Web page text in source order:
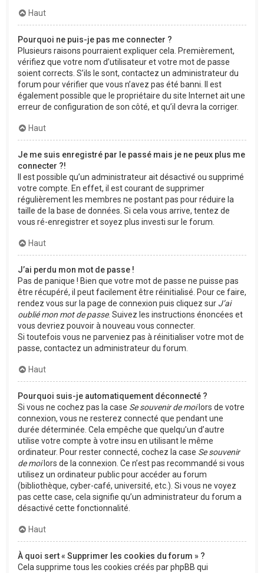
Haut
Pourquoi ne puis-je pas me connecter ?
Plusieurs raisons pourraient expliquer cela. Premièrement,
vérifiez que votre nom d’utilisateur et votre mot de passe
soient corrects. S’ils le sont, contactez un administrateur du
forum pour vérifier que vous n’avez pas été banni. Il est
également possible que le propriétaire du site Internet ait une
erreur de configuration de son côté, et qu’il devra la corriger.
Haut
Je me suis enregistré par le passé mais je ne peux plus me
connecter ?!
Il est possible qu’un administrateur ait désactivé ou supprimé
votre compte. En effet, il est courant de supprimer
régulièrement les membres ne postant pas pour réduire la
taille de la base de données. Si cela vous arrive, tentez de
vous ré-enregistrer et soyez plus investi sur le forum.
Haut
J’ai perdu mon mot de passe !
Pas de panique ! Bien que votre mot de passe ne puisse pas
être récupéré, il peut facilement être réinitialisé. Pour ce faire,
rendez vous sur la page de connexion puis cliquez sur J’ai
oublié mon mot de passe. Suivez les instructions énoncées et
vous devriez pouvoir à nouveau vous connecter.
Si toutefois vous ne parveniez pas à réinitialiser votre mot de
passe, contactez un administrateur du forum.
Haut
Pourquoi suis-je automatiquement déconnecté ?
Si vous ne cochez pas la case Se souvenir de moilors de votre
connexion, vous ne resterez connecté que pendant une
durée déterminée. Cela empêche que quelqu’un d’autre
utilise votre compte à votre insu en utilisant le même
ordinateur. Pour rester connecté, cochez la case Se souvenir
de moilors de la connexion. Ce n’est pas recommandé si vous
utilisez un ordinateur public pour accéder au forum
(bibliothèque, cyber-café, université, etc.). Si vous ne voyez
pas cette case, cela signifie qu’un administrateur du forum a
désactivé cette fonctionnalité.
Haut
À quoi sert « Supprimer les cookies du forum » ?
Cela supprime tous les cookies créés par phpBB qui